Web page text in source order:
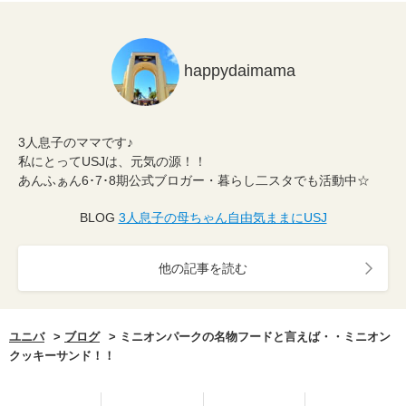
happydaimama
3人息子のママです♪
私にとってUSJは、元気の源！！
あんふぁん6･7･8期公式ブロガー・暮らし二スタでも活動中☆
BLOG 3人息子の母ちゃん自由気ままにUSJ
他の記事を読む
ユニバ ブログ
ミニオンパークの名物フードと言えば・・ミニオン
クッキーサンド！！